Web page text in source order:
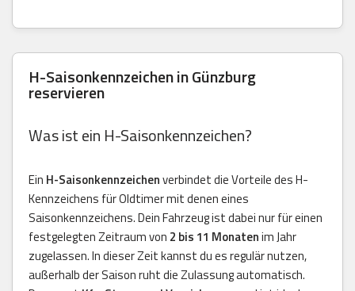
H-Saisonkennzeichen in Günzburg
reservieren
Was ist ein H-Saisonkennzeichen?
Ein H-Saisonkennzeichenverbindet die Vorteile des H-
Kennzeichens für Oldtimer mit denen eines
Saisonkennzeichens. Dein Fahrzeug ist dabei nur für einen
festgelegten Zeitraum von 2 bis 11 Monatenim Jahr
zugelassen. In dieser Zeit kannst du es regulär nutzen,
außerhalb der Saison ruht die Zulassung automatisch.